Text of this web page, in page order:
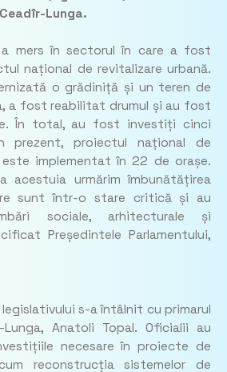
Lunga.
a mers în sectorul în care a fost
național de revitalizare urbană.
o grădiniță și un teren de
a fost reabilitat drumul și au fost
În total, au fost investiți cinci
prezent, proiectul național de
implementat în 22 de orașe.
acestuia urmărim îmbunătățirea
sunt într-o stare critică și au
sociale, arhitecturale și
Președintele Parlamentului,
legislativului s-a întâlnit cu primarul
Lunga, Anatoli Topal. Oficialii au
necesare în proiecte de
reconstrucția sistemelor de